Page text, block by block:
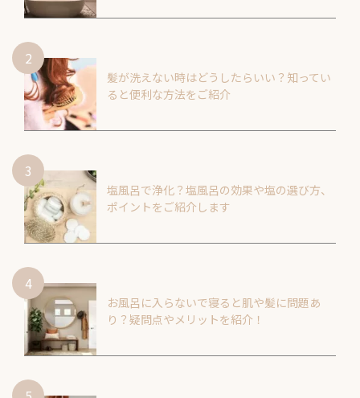
髪が洗えない時はどうしたらいい？知ってい
ると便利な方法をご紹介
塩風呂で浄化？塩風呂の効果や塩の選び方、
ポイントをご紹介します
お風呂に入らないで寝ると肌や髪に問題あ
り？疑問点やメリットを紹介！